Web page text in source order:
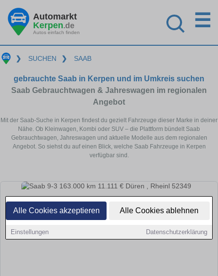
Alle Cookies akzeptieren Alle Cookies ablehnen
Einstellungen Datenschutzerklärung
Automarkt
Kerpen.de
Autos einfach finden
☰
❯ SUCHEN ❯ SAAB
gebrauchte Saab in Kerpen und im Umkreis suchen
Saab Gebrauchtwagen & Jahreswagen im regionalen
Angebot
Mit der Saab-Suche in Kerpen findest du gezielt Fahrzeuge dieser Marke in deiner
Nähe. Ob Kleinwagen, Kombi oder SUV – die Plattform bündelt Saab
Gebrauchtwagen, Jahreswagen und aktuelle Modelle aus dem regionalen
Angebot. So siehst du auf einen Blick, welche Saab Fahrzeuge in Kerpen
verfügbar sind.